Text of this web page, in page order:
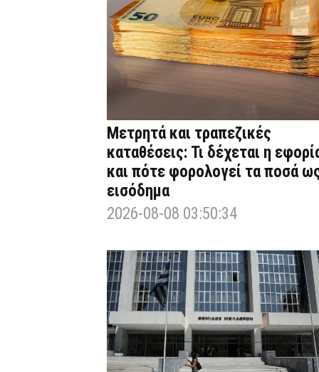
Μετρητά και τραπεζικές
καταθέσεις: Τι δέχεται η
και πότε φορολογεί τα ποσά
εισόδημα
2026-08-08 03:50:34